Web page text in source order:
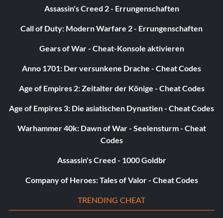
Assassin's Creed 2 - Errungenschaften
Call of Duty: Modern Warfare 2 - Errungenschaften
Gears of War - Cheat-Konsole aktivieren
Anno 1701: Der versunkene Drache - Cheat Codes
Age of Empires 2: Zeitalter der Könige - Cheat Codes
Age of Empires 3: Die asiatischen Dynastien - Cheat Codes
Warhammer 40k: Dawn of War - Seelensturm - Cheat
Codes
Assassin's Creed - 1000 Goldbr
Company of Heroes: Tales of Valor - Cheat Codes
TRENDING CHEAT